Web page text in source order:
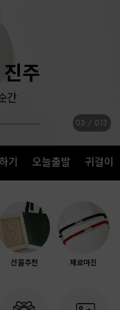
아몬드
4 / 13
기 오늘출발 귀걸이
선물추천 제로마진